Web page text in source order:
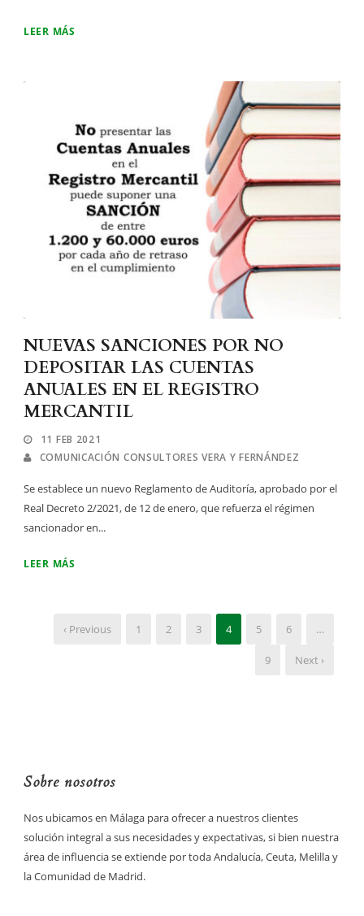
LEER MÁS
NUEVAS SANCIONES POR NO
DEPOSITAR LAS CUENTAS
ANUALES EN EL REGISTRO
MERCANTIL
11 FEB 2021
COMUNICACIÓN CONSULTORES VERA Y FERNÁNDEZ
Se establece un nuevo Reglamento de Auditoría, aprobado por el
Real Decreto 2/2021, de 12 de enero, que refuerza el régimen
sancionador en...
LEER MÁS
‹ Previous 1 2 3 4 5 6 …
9 Next ›
Sobre nosotros
Nos ubicamos en Málaga para ofrecer a nuestros clientes
solución integral a sus necesidades y expectativas, si bien nuestra
área de influencia se extiende por toda Andalucía, Ceuta, Melilla y
la Comunidad de Madrid.